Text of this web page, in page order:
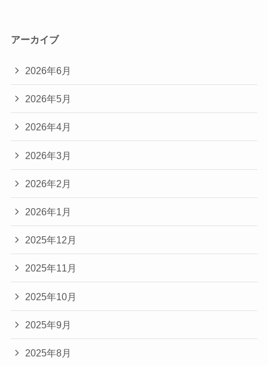
アーカイブ
2026年6月
2026年5月
2026年4月
2026年3月
2026年2月
2026年1月
2025年12月
2025年11月
2025年10月
2025年9月
2025年8月